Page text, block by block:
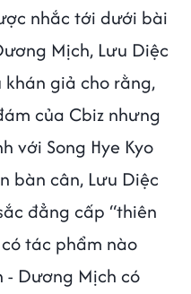
nhắc tới dưới bài
Mịch, Lưu Diệc
khán giả cho rằng,
của Cbiz nhưng
với Song Hye Kyo
bàn cân, Lưu Diệc
đẳng cấp “thiên
tác phẩm nào
- Dương Mịch có